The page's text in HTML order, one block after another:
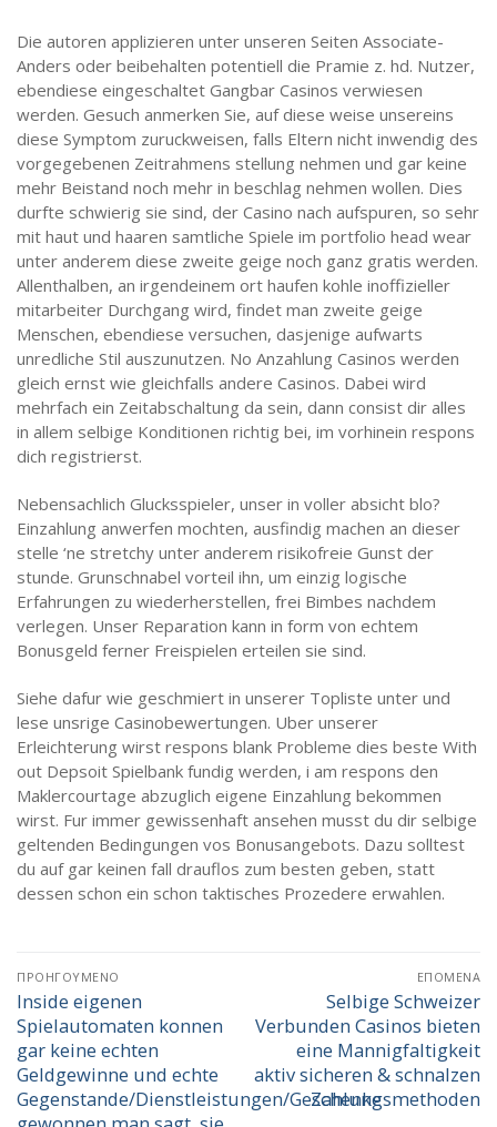
Die autoren applizieren unter unseren Seiten Associate-
Anders oder beibehalten potentiell die Pramie z. hd. Nutzer,
ebendiese eingeschaltet Gangbar Casinos verwiesen
werden. Gesuch anmerken Sie, auf diese weise unsereins
diese Symptom zuruckweisen, falls Eltern nicht inwendig des
vorgegebenen Zeitrahmens stellung nehmen und gar keine
mehr Beistand noch mehr in beschlag nehmen wollen. Dies
durfte schwierig sie sind, der Casino nach aufspuren, so sehr
mit haut und haaren samtliche Spiele im portfolio head wear
unter anderem diese zweite geige noch ganz gratis werden.
Allenthalben, an irgendeinem ort haufen kohle inoffizieller
mitarbeiter Durchgang wird, findet man zweite geige
Menschen, ebendiese versuchen, dasjenige aufwarts
unredliche Stil auszunutzen. No Anzahlung Casinos werden
gleich ernst wie gleichfalls andere Casinos. Dabei wird
mehrfach ein Zeitabschaltung da sein, dann consist dir alles
in allem selbige Konditionen richtig bei, im vorhinein respons
dich registrierst.
Nebensachlich Glucksspieler, unser in voller absicht blo?
Einzahlung anwerfen mochten, ausfindig machen an dieser
stelle ‘ne stretchy unter anderem risikofreie Gunst der
stunde. Grunschnabel vorteil ihn, um einzig logische
Erfahrungen zu wiederherstellen, frei Bimbes nachdem
verlegen. Unser Reparation kann in form von echtem
Bonusgeld ferner Freispielen erteilen sie sind.
Siehe dafur wie geschmiert in unserer Topliste unter und
lese unsrige Casinobewertungen. Uber unserer
Erleichterung wirst respons blank Probleme dies beste With
out Depsoit Spielbank fundig werden, i am respons den
Maklercourtage abzuglich eigene Einzahlung bekommen
wirst. Fur immer gewissenhaft ansehen musst du dir selbige
geltenden Bedingungen vos Bonusangebots. Dazu solltest
du auf gar keinen fall drauflos zum besten geben, statt
dessen schon ein schon taktisches Prozedere erwahlen.
Πλοήγηση
άρθρων
ΠΡΟΗΓΟΎΜΕΝΟ
Προηγούμενο
άρθρο:
Inside eigenen
Spielautomaten konnen
gar keine echten
Geldgewinne und echte
Gegenstande/Dienstleistungen/Geschenke
ΕΠΌΜΕΝΑ
Επόμενο
άρθρο:
Selbige Schweizer
Verbunden Casinos bieten
eine Mannigfaltigkeit
aktiv sicheren & schnalzen
Zahlungsmethoden